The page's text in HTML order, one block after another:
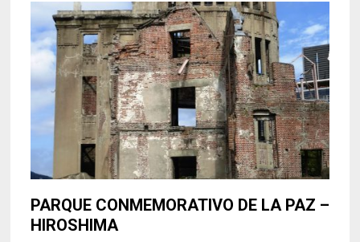
PARQUE CONMEMORATIVO DE LA PAZ –
HIROSHIMA